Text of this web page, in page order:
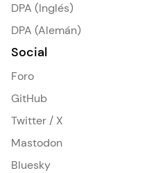
DPA (Inglés)
DPA (Alemán)
Social
Foro
GitHub
Twitter / X
Mastodon
Bluesky